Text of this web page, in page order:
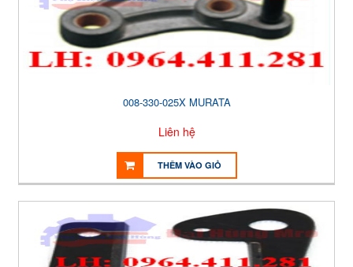
008-330-025X MURATA
Liên hệ
THÊM VÀO GIỎ